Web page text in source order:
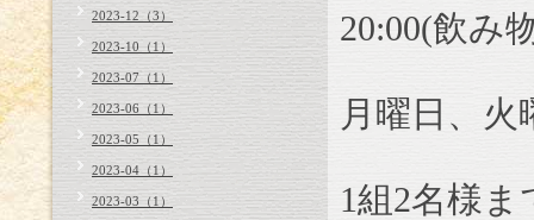
20:00(飲み
月曜日、火
1組2名様ま
2023-12（3）
2023-10（1）
2023-07（1）
2023-06（1）
2023-05（1）
2023-04（1）
2023-03（1）